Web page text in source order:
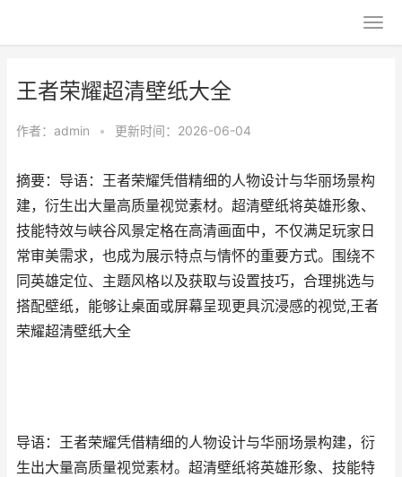
王者荣耀超清壁纸大全
作者： admin • 更新时间：2026-06-04
摘要：导语：王者荣耀凭借精细的人物设计与华丽场景构
建，衍生出大量高质量视觉素材。超清壁纸将英雄形象、
技能特效与峡谷风景定格在高清画面中，不仅满足玩家日
常审美需求，也成为展示特点与情怀的重要方式。围绕不
同英雄定位、主题风格以及获取与设置技巧，合理挑选与
搭配壁纸，能够让桌面或屏幕呈现更具沉浸感的视觉,王者
荣耀超清壁纸大全
导语：王者荣耀凭借精细的人物设计与华丽场景构建，衍
生出大量高质量视觉素材。超清壁纸将英雄形象、技能特